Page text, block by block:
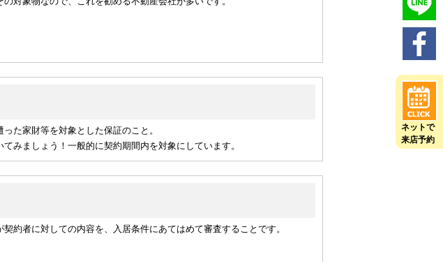
ネットで
来店予約